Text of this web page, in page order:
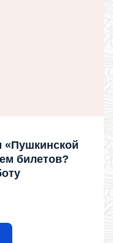
«Пушкинской
билетов?